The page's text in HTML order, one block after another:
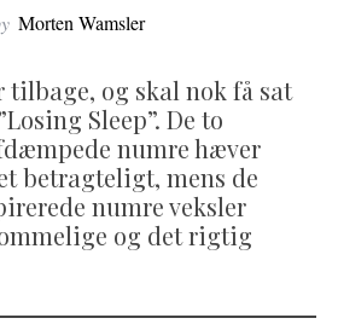
Morten Wamsler
tilbage, og skal nok få sat
Sleep”. De to
numre hæver
betragteligt, mens de
numre veksler
og det rigtig